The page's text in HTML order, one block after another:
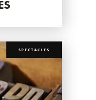
SPECTACLES